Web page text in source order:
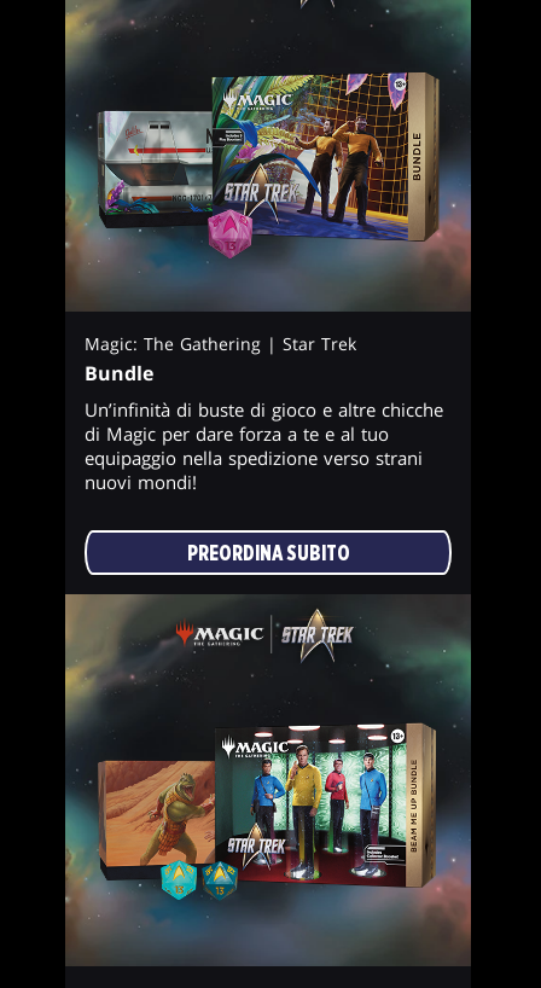
Magic: The Gathering | Star Trek
Bundle
Un’infinità di buste di gioco e altre chicche
di Magic per dare forza a te e al tuo
equipaggio nella spedizione verso strani
nuovi mondi!
PREORDINA SUBITO